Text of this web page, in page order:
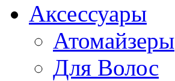
Aксессуары
Атомайзеры
Для Волос